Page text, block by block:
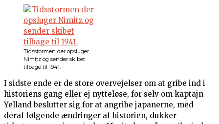
Tidsstormen der opsluger
Nimitz og sender skibet
tilbage til 1941.
I sidste ende er de store overvejelser om at gribe ind i
historiens gang eller ej nytteløse, for selv om kaptajn
Yelland beslutter sig for at angribe japanerne, med
deraf følgende ændringer af historien, dukker